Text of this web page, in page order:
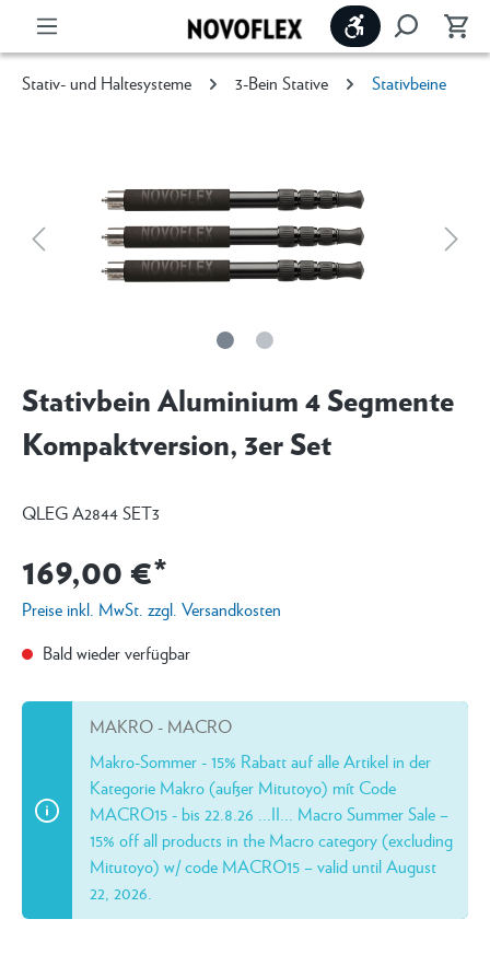
Werkzeugleiste
Stativ- und Haltesysteme 3-Bein Stative Stativbeine
Stativbein Aluminium 4 Segmente
Kompaktversion, 3er Set
QLEG A2844 SET3
169,00 €*
Preise inkl. MwSt. zzgl. Versandkosten
Bald wieder verfügbar
MAKRO - MACRO
Makro-Sommer - 15% Rabatt auf alle Artikel in der
Kategorie Makro (außer Mitutoyo) mít Code
MACRO15 - bis 22.8.26 ...II... Macro Summer Sale –
15% off all products in the Macro category (excluding
Mitutoyo) w/ code MACRO15 – valid until August
22, 2026.